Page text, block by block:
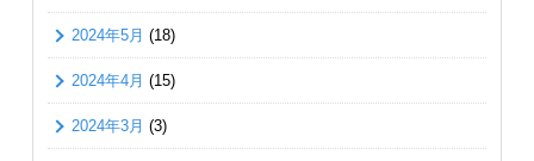
2024年5月 (18)
2024年4月 (15)
2024年3月 (3)